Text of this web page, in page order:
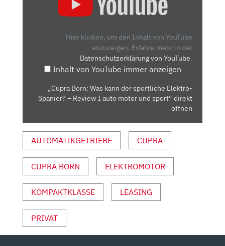
SPANIER?
REVIEW
MOTOR
UND
SPORT“
VON
ANZEIGEN
Hier klicken, um den Inhalt von YouTube
anzuzeigen. Erfahre mehr in der
Datenschutzerklärung von YouTube.
Inhalt von YouTube immer anzeigen
„Cupra Born: Was kann der sportliche Elektro-
Spanier? – Review I auto motor und sport“ direkt
öffnen
AUTOMATIKGETRIEBE CUPRA
CUPRA BORN ELEKTROMOTOR
KOMPAKTKLASSE LEASING
PRIVAT